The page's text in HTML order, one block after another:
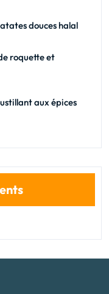
douces halal
roquette et
aux épices